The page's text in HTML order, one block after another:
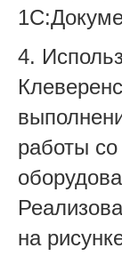
4.
работы
на